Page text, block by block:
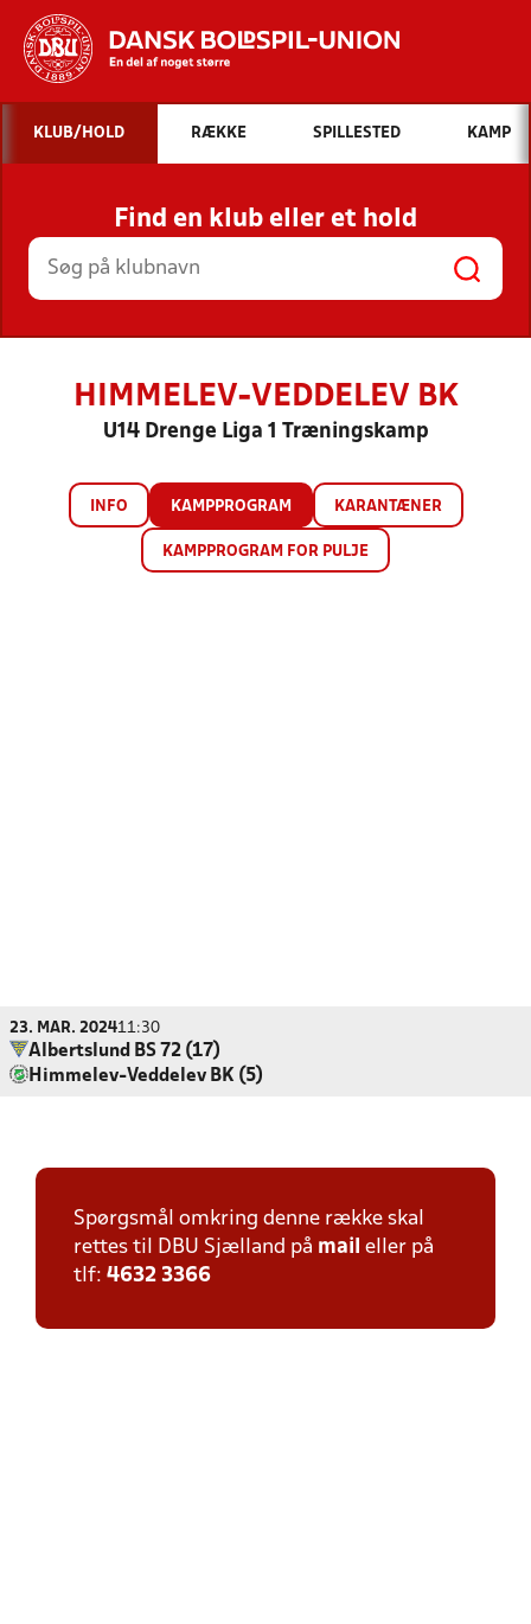
Hvad vil du søge efter?
INDHOLD OG NYHEDER
STILLINGER, RESULTATER, KLUBBER OG
HOLD
KLUB/HOLD RÆKKE SPILLESTED KAMP
Find en klub eller et hold
HIMMELEV-VEDDELEV BK
U14 Drenge Liga 1 Træningskamp
INFO KAMPPROGRAM KARANTÆNER
KAMPPROGRAM FOR PULJE
23. MAR. 202411:30
Albertslund BS 72 (17)
Himmelev-Veddelev BK (5)
Spørgsmål omkring denne række skal
rettes til DBU Sjælland på mail eller på
tlf: 4632 3366